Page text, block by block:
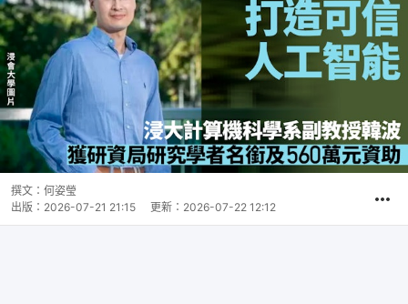
撰文： 何姿瑩
出版： 2026-07-21 21:15 更新： 2026-07-22 12:12